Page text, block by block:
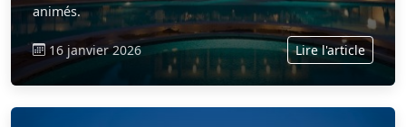
animés.
16 janvier 2026 Lire l'article